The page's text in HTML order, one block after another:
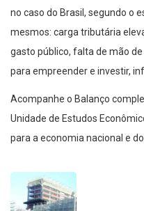
no caso do Brasil, segundo o
mesmos: carga tributária
gasto público, falta de mão
para empreender e investir,
Acompanhe o Balanço
Unidade de Estudos
para a economia nacional e do